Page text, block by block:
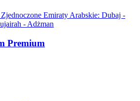
Zjednoczone Emiraty Arabskie: Dubaj -
- Adżman
Premium